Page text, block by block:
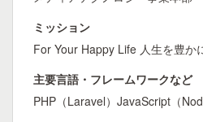
ミッション
For Your Happy Life 人生を豊か
主要言語・フレームワークなど
PHP（Laravel）JavaScript（